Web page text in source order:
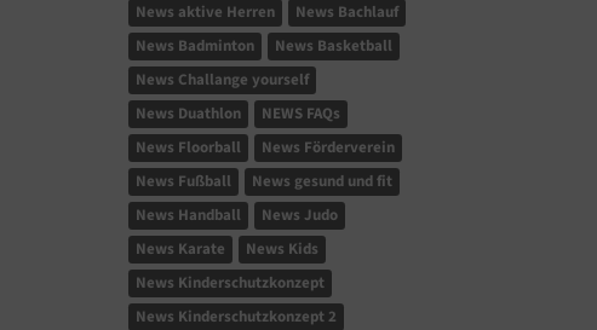
News aktive Herren
News Bachlauf
News Badminton
News Basketball
News Challange yourself
News Duathlon
NEWS FAQs
News Floorball
News Förderverein
News Fußball
News gesund und fit
News Handball
News Judo
News Karate
News Kids
News Kinderschutzkonzept
News Kinderschutzkonzept 2